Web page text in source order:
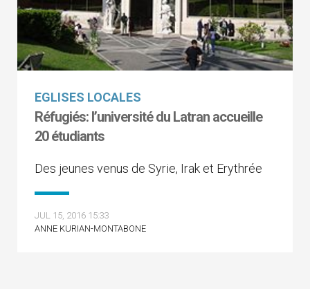
EGLISES LOCALES
Réfugiés: l’université du Latran accueille
20 étudiants
Des jeunes venus de Syrie, Irak et Erythrée
JUL 15, 2016 15:33
ANNE KURIAN-MONTABONE